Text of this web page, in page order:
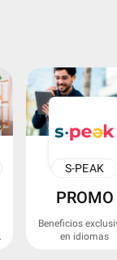
S-PEAK
PROMO
Beneficios
en idiomas